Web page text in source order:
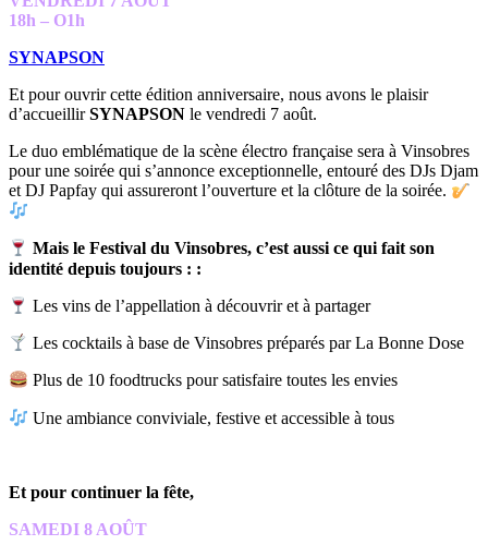
18h – O1h
SYNAPSON
Et pour ouvrir cette édition anniversaire, nous avons le plaisir
d’accueillirSYNAPSON le vendredi 7 août.
Le duo emblématique de la scène électro française sera à Vinsobres
pour une soirée qui s’annonce exceptionnelle, entouré des DJs Djam
et DJ Papfay qui assureront l’ouverture et la clôture de la soirée.
Mais le Festival du Vinsobres, c’est aussi ce qui fait son
identité depuis toujours : :
Les vins de l’appellation à découvrir et à partager
Les cocktails à base de Vinsobres préparés par La Bonne Dose
Plus de 10 foodtrucks pour satisfaire toutes les envies
Une ambiance conviviale, festive et accessible à tous
Et pour continuer la fête,
SAMEDI 8 AOÛT